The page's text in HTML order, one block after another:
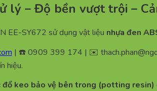
lý – Độ bền vượt trội –
EE-SY672 sử dụng vật liệu nhựa đen
| ☎️ 0909 399 174 | ✉️
hiệu.
đổ keo bảo vệ bên trong (potting resin)